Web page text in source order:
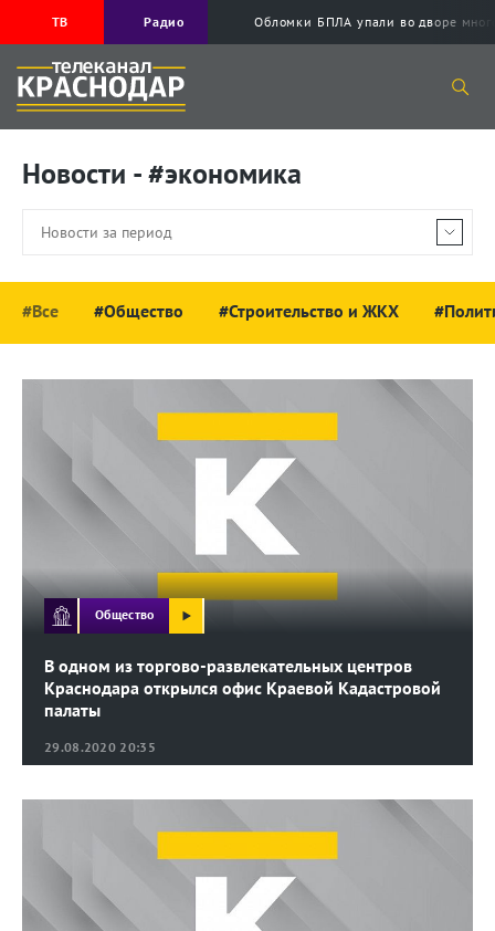
ТВ Радио Обломки БПЛА упали во дворе
Новости - #экономика
#Все #Общество #Строительство и ЖКХ
29.08.2020 20:35
В одном из торгово-развлекательных центров
Краснодара открылся офис Краевой Кадастровой
палаты
Общество